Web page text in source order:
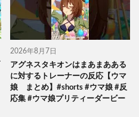
2026年8月7日
アグネスタキオンはまあまあある
に対するトレーナーの反応【ウマ
娘 まとめ】#shorts #ウマ娘 #反
応集 #ウマ娘プリティーダービー